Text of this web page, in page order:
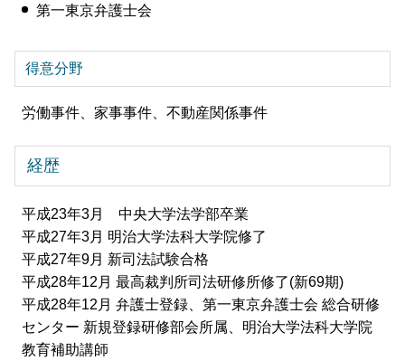
第一東京弁護士会
得意分野
労働事件、家事事件、不動産関係事件
経歴
平成23年3月 中央大学法学部卒業
平成27年3月 明治大学法科大学院修了
平成27年9月 新司法試験合格
平成28年12月 最高裁判所司法研修所修了(新69期)
平成28年12月 弁護士登録、第一東京弁護士会 総合研修
センター 新規登録研修部会所属、明治大学法科大学院
教育補助講師